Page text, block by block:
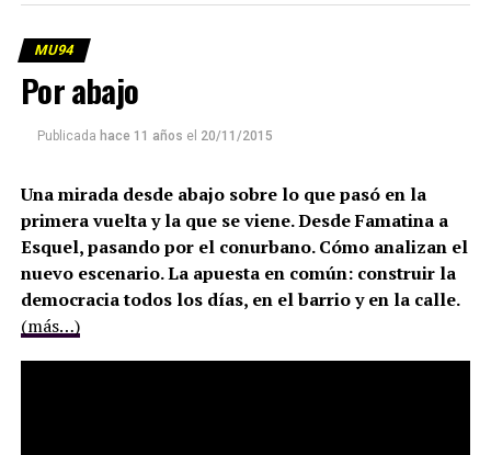
MU94
Por abajo
Publicada hace 11 años el 20/11/2015
Una mirada desde abajo sobre lo que pasó en la
primera vuelta y la que se viene. Desde Famatina a
Esquel, pasando por el conurbano. Cómo analizan el
nuevo escenario. La apuesta en común: construir la
democracia todos los días, en el barrio y en la calle.
(más…)